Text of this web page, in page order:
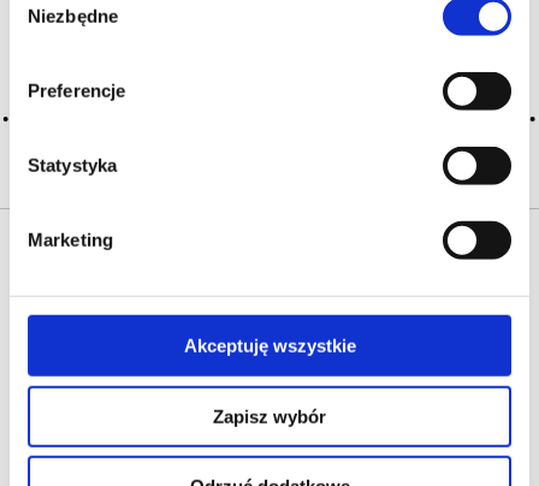
zgody
Niezbędne
Preferencje
Statystyka
Marketing
Akceptuję wszystkie
Zapisz wybór
searching can help.
O NAS OFERTA ONLINE PRODUCENCI
BLOG
PRZEWODNIK
SŁOWNIK